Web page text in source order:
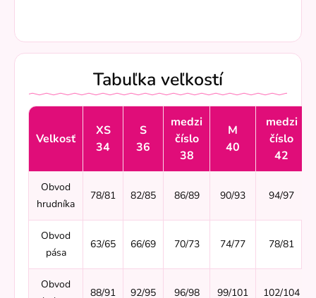
Tabuľka veľkostí
Velkosť
XS
34
S
36
medzi
číslo
38
M
40
medzi
číslo
42
Obvod
hrudníka
78/81 82/85 86/89 90/93 94/97
Obvod
pása
63/65 66/69 70/73 74/77 78/81
Obvod
88/91 92/95 96/98 99/101 102/104